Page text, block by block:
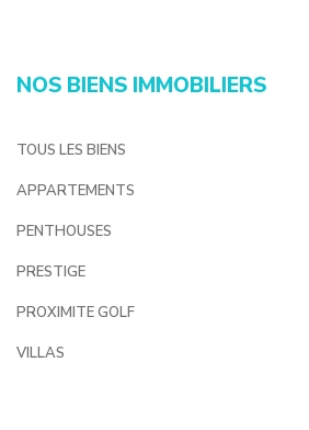
NOS BIENS IMMOBILIERS
TOUS LES BIENS
APPARTEMENTS
PENTHOUSES
PRESTIGE
PROXIMITE GOLF
VILLAS